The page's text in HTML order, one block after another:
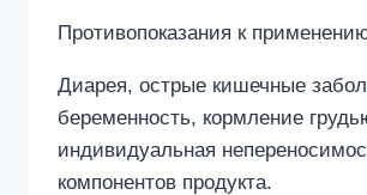
Противопоказания к
Диарея, острые кишечные
беременность, кормление
индивидуальная
компонентов продукта.